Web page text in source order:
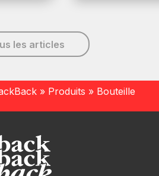
les articles
» Produits » Bouteille